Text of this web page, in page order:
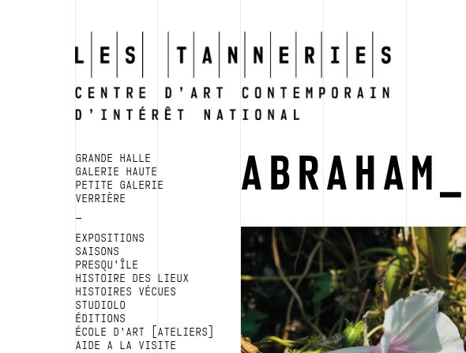
GRANDE HALLE
GALERIE HAUTE
PETITE GALERIE
VERRIÈRE
EXPOSITIONS
SAISONS
PRESQU’ÎLE
HISTOIRE DES LIEUX
HISTOIRES VÉCUES
STUDIOLO
ÉDITIONS
ÉCOLE D’ART [ATELIERS]
AIDE A LA VISITE